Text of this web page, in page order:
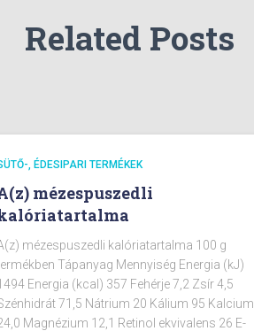
Related Posts
, ÉDESIPARI TERMÉKEK
mézespuszedli
mézespuszedli kalóriatartalma 100 g
Tápanyag Mennyiség Energia (kJ)
Energia (kcal) 357 Fehérje 7,2 Zsír 4,5
71,5 Nátrium 20 Kálium 95 Kalcium
Magnézium 12,1 Retinol ekvivalens 26 E-